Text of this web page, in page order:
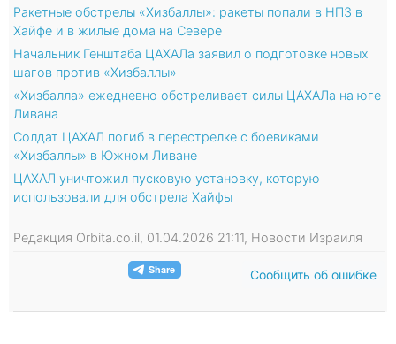
Ракетные обстрелы «Хизбаллы»: ракеты попали в НПЗ в
Хайфе и в жилые дома на Севере
Начальник Генштаба ЦАХАЛа заявил о подготовке новых
шагов против «Хизбаллы»
«Хизбалла» ежедневно обстреливает силы ЦАХАЛа на юге
Ливана
Солдат ЦАХАЛ погиб в перестрелке с боевиками
«Хизбаллы» в Южном Ливане
ЦАХАЛ уничтожил пусковую установку, которую
использовали для обстрела Хайфы
Редакция Orbita.co.il, 01.04.2026 21:11, Новости Израиля
Сообщить об ошибке